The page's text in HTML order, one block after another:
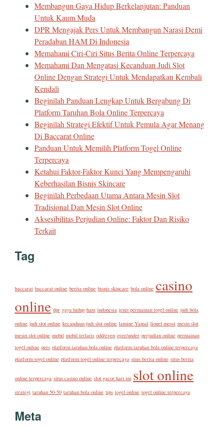
Membangun Gaya Hidup Berkelanjutan: Panduan
Untuk Kaum Muda
DPR Mengajak Pers Untuk Membangun Narasi Demi
Peradaban HAM Di Indonesia
Memahami Ciri-Ciri Situs Berita Online Terpercaya
Memahami Dan Mengatasi Kecanduan Judi Slot
Online Dengan Strategi Untuk Mendapatkan Kembali
Kendali
Beginilah Panduan Lengkap Untuk Bergabung Di
Platform Taruhan Bola Online Terpercaya
Beginilah Strategi Efektif Untuk Pemula Agar Menang
Di Baccarat Online
Panduan Untuk Memilih Platform Togel Online
Terpercaya
Ketahui Faktor-Faktor Kunci Yang Mempengaruhi
Keberhasilan Bisnis Skincare
Beginilah Perbedaan Utama Antara Mesin Slot
Tradisional Dan Mesin Slot Online
Aksesibilitas Perjudian Online: Faktor Dan Risiko
Terkait
Tag
baccarat baccarat online berita online bisnis skincare bola online casino
online dpr gaya hidup ham indonesia jenis permainan togel online judi bola
online judi slot online kecanduan judi slot online lamine Yamal lionel messi mesin slot
mesin slot online mobil mobil terlaris odd/even over/under perjudian online permainan
togel online pers platform taruhan bola online platform taruhan bola online terpercaya
platform togel online platform togel online terpercaya situs berita online situs berita
online terpercaya situs casino online slot gacor hari ini slot online
strategi taruhan 50-50 taruhan bola online tips togel online togel online terpercaya
Meta